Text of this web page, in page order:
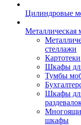
Цилиндровые
Металлическая
стеллажи
Картотеки
Шкафы
Тумбы
Шкафы
шкафы